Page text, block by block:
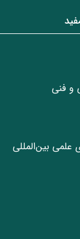
و فنی
بین‌المللی